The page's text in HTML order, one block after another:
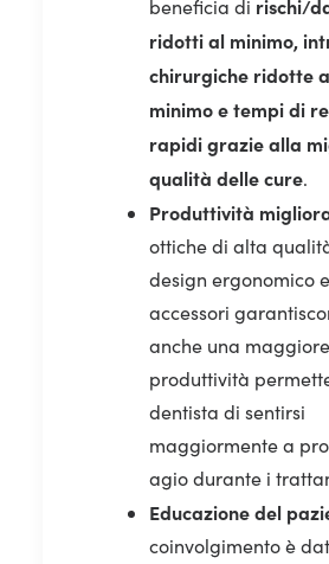
beneficia di rischi/
ridotti al minimo,
chirurgiche ridotte
minimo e tempi di
rapidi grazie alla
qualità delle cure.
Produttività
ottiche di alta
design ergonomico
accessori
anche una maggiore
produttività
dentista di sentirsi
maggiormente a
agio durante i
Educazione del
coinvolgimento è